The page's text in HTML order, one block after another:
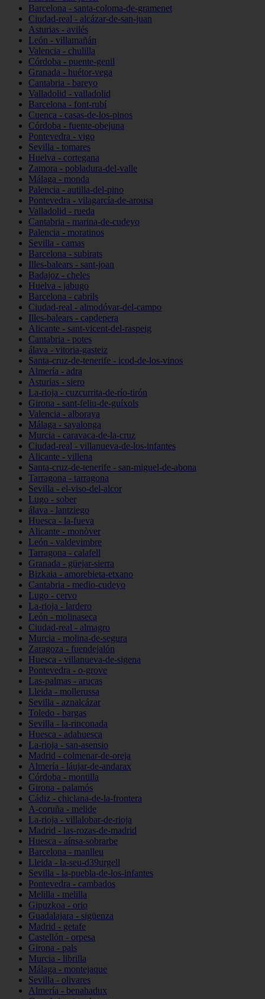
Barcelona - santa-coloma-de-gramenet
Ciudad-real - alcázar-de-san-juan
Asturias - avilés
León - villamañán
Valencia - chulilla
Córdoba - puente-genil
Granada - huétor-vega
Cantabria - bareyo
Valladolid - valladolid
Barcelona - font-rubí
Cuenca - casas-de-los-pinos
Córdoba - fuente-obejuna
Pontevedra - vigo
Sevilla - tomares
Huelva - cortegana
Zamora - pobladura-del-valle
Málaga - monda
Palencia - autilla-del-pino
Pontevedra - vilagarcía-de-arousa
Valladolid - rueda
Cantabria - marina-de-cudeyo
Palencia - moratinos
Sevilla - camas
Barcelona - subirats
Illes-balears - sant-joan
Badajoz - cheles
Huelva - jabugo
Barcelona - cabrils
Ciudad-real - almodóvar-del-campo
Illes-balears - capdepera
Alicante - sant-vicent-del-raspeig
Cantabria - potes
álava - vitoria-gasteiz
Santa-cruz-de-tenerife - icod-de-los-vinos
Almería - adra
Asturias - siero
La-rioja - cuzcurrita-de-río-tirón
Girona - sant-feliu-de-guíxols
Valencia - alboraya
Málaga - sayalonga
Murcia - caravaca-de-la-cruz
Ciudad-real - villanueva-de-los-infantes
Alicante - villena
Santa-cruz-de-tenerife - san-miguel-de-abona
Tarragona - tarragona
Sevilla - el-viso-del-alcor
Lugo - sober
álava - lantziego
Huesca - la-fueva
Alicante - monòver
León - valdevimbre
Tarragona - calafell
Granada - güejar-sierra
Bizkaia - amorebieta-etxano
Cantabria - medio-cudeyo
Lugo - cervo
La-rioja - lardero
León - molinaseca
Ciudad-real - almagro
Murcia - molina-de-segura
Zaragoza - fuendejalón
Huesca - villanueva-de-sigena
Pontevedra - o-grove
Las-palmas - arucas
Lleida - mollerussa
Sevilla - aznalcázar
Toledo - bargas
Sevilla - la-rinconada
Huesca - adahuesca
La-rioja - san-asensio
Madrid - colmenar-de-oreja
Almería - láujar-de-andarax
Córdoba - montilla
Girona - palamós
Cádiz - chiclana-de-la-frontera
A-coruña - melide
La-rioja - villalobar-de-rioja
Madrid - las-rozas-de-madrid
Huesca - aínsa-sobrarbe
Barcelona - manlleu
Lleida - la-seu-d39urgell
Sevilla - la-puebla-de-los-infantes
Pontevedra - cambados
Melilla - melilla
Gipuzkoa - orio
Guadalajara - sigüenza
Madrid - getafe
Castellón - orpesa
Girona - pals
Murcia - librilla
Málaga - montejaque
Sevilla - olivares
Almería - benahadux